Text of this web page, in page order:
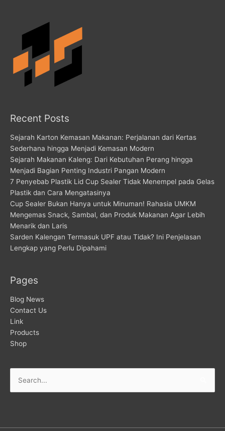
Recent Posts
Sejarah Karton Kemasan Makanan: Perjalanan dari Kertas
Sederhana hingga Menjadi Kemasan Modern
Sejarah Makanan Kaleng: Dari Kebutuhan Perang hingga
Menjadi Bagian Penting Industri Pangan Modern
7 Penyebab Plastik Lid Cup Sealer Tidak Menempel pada Gelas
Plastik dan Cara Mengatasinya
Cup Sealer Bukan Hanya untuk Minuman! Rahasia UMKM
Mengemas Snack, Sambal, dan Produk Makanan Agar Lebih
Menarik dan Laris
Sarden Kalengan Termasuk UPF atau Tidak? Ini Penjelasan
Lengkap yang Perlu Dipahami
Pages
Blog News
Contact Us
Link
Products
Shop